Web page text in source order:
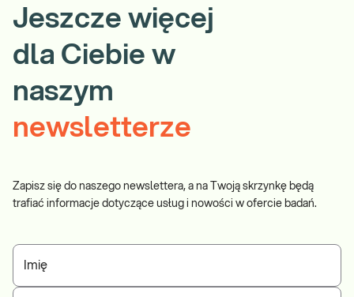
Jeszcze więcej
dla Ciebie w
naszym
newsletterze
Zapisz się do naszego newslettera, a na Twoją skrzynkę będą
trafiać informacje dotyczące usług i nowości w ofercie badań.
Imię